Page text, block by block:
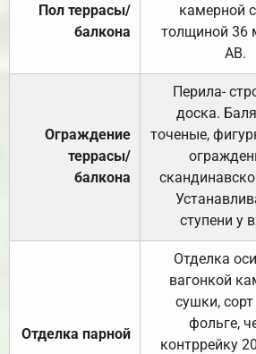
Пол террасы/
балкона
камерной
толщиной 36
АВ.
Ограждение
террасы/
балкона
Перила-
доска.
точеные,
ступени у
Отделка парной
Отделка
вагонкой
сушки,
фольге,
контррейку